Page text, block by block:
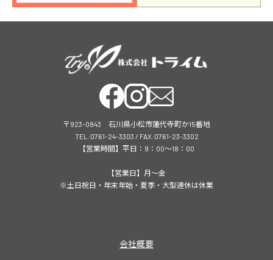
〒923-0843 石川県小松市蓮代寺町か15番地
TEL:0761-24-3303 / FAX:0761-23-3302
【営業時間】平日：9：00～18：00
【営業日】月～金
※土日祝日・年末年始・夏季・大型連休は休業
会社概要